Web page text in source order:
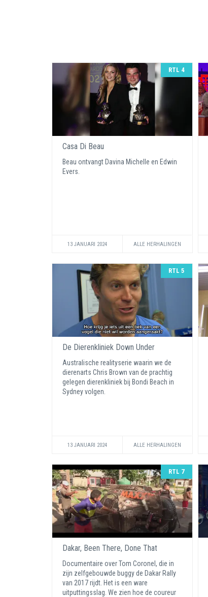
RTL 4
Casa Di Beau
Beau ontvangt Davina Michelle en Edwin
Evers.
13 JANUARI 2024 ALLE HERHALINGEN
RTL 5
De Dierenkliniek Down Under
Australische realityserie waarin we de
dierenarts Chris Brown van de prachtig
gelegen dierenkliniek bij Bondi Beach in
Sydney volgen.
13 JANUARI 2024 ALLE HERHALINGEN
RTL 7
Dakar, Been There, Done That
Documentaire over Tom Coronel, die in
zijn zelfgebouwde buggy de Dakar Rally
van 2017 rijdt. Het is een ware
uitputtingsslag. We zien hoe de coureur